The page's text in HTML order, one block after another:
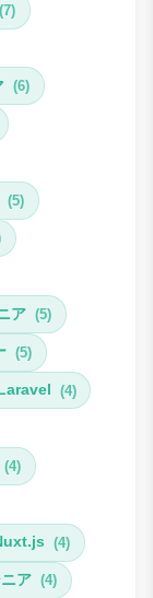
(7)
(6)
(5)
ア (5)
(5)
Laravel (4)
(4)
(4)
ア (4)